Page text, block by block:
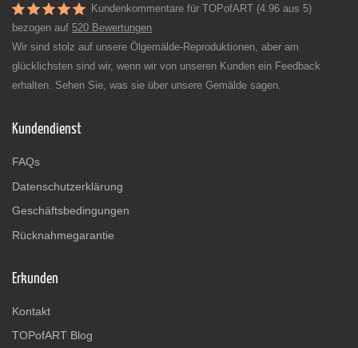
Kundenkommentare für TOPofART (4.96 aus 5)
bezogen auf 520 Bewertungen
Wir sind stolz auf unsere Ölgemälde-Reproduktionen, aber am
glücklichsten sind wir, wenn wir von unseren Kunden ein Feedback
erhalten. Sehen Sie, was sie über unsere Gemälde sagen.
Kundendienst
FAQs
Datenschutzerklärung
Geschäftsbedingungen
Rücknahmegarantie
Erkunden
Kontakt
TOPofART Blog